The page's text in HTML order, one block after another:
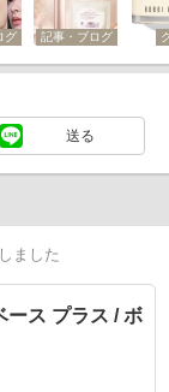
グ 記事・ブログ
送る
ました
ース プラス / ボ